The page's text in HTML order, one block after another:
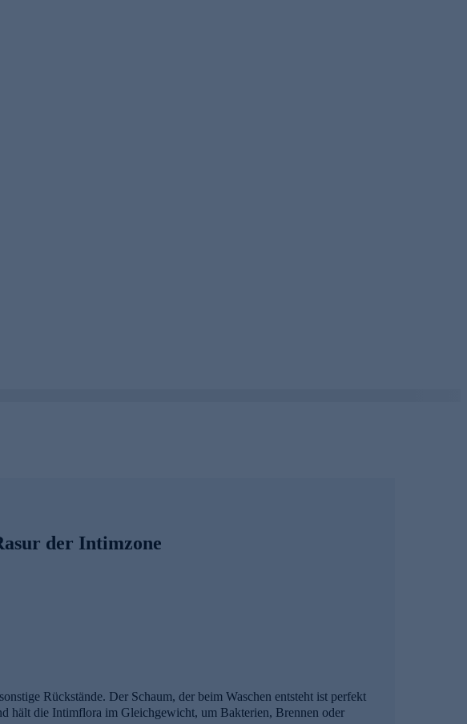
der Intimzone
Rückstände. Der Schaum, der beim Waschen entsteht ist perfekt
hält die Intimflora im Gleichgewicht, um Bakterien, Brennen oder